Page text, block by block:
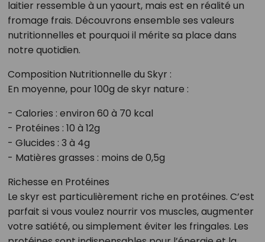
laitier ressemble à un yaourt, mais est en réalité un
fromage frais. Découvrons ensemble ses valeurs
nutritionnelles et pourquoi il mérite sa place dans
notre quotidien.
Composition Nutritionnelle du Skyr :
En moyenne, pour 100g de skyr nature :
- Calories : environ 60 à 70 kcal
- Protéines : 10 à 12g
- Glucides : 3 à 4g
- Matières grasses : moins de 0,5g
Richesse en Protéines
Le skyr est particulièrement riche en protéines. C’est
parfait si vous voulez nourrir vos muscles, augmenter
votre satiété, ou simplement éviter les fringales. Les